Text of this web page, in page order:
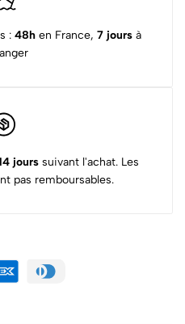
: 48h en France, 7 jours à
jours suivant l'achat. Les
pas remboursables.